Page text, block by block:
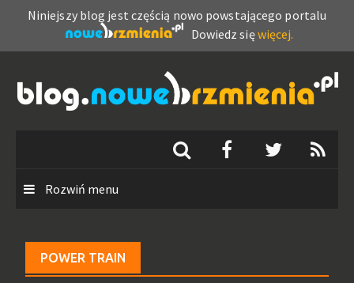
Niniejszy blog jest częścią nowo powstającego portalu
Dowiedz sięwięcej.
content
Rozwiń menu
POWER TRAIN